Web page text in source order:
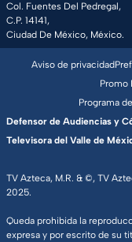
Col. Fuentes Del Pedregal,
C.P. 14141,
Ciudad De México, México.
TV Azteca, M.R. & ©, TV
2025.
Queda prohibida la
expresa y por escrito de su
Aviso de privacidad
Promo
Programa
Defensor de Audiencias y
Televisora del Valle de